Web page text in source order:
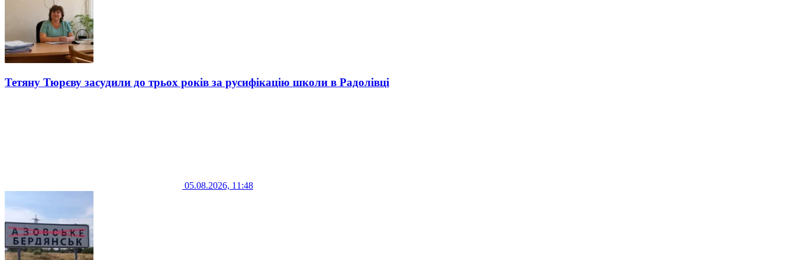
Тетяну Тюрєву засудили до трьох років за русифікацію школи в Радолівці
05.08.2026, 11:48